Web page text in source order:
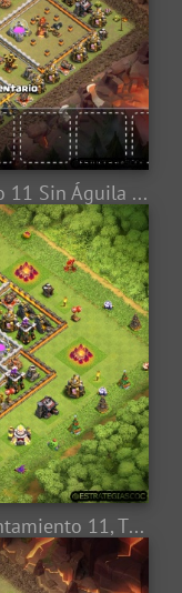
#0318 Diseño Para Ayuntamiento 11 Sin Águila de Artillería, TH11 Base Layout No Eagle Artillery
#0317 Diseño Farming para Ayuntamiento 11, TH11 Base Layout